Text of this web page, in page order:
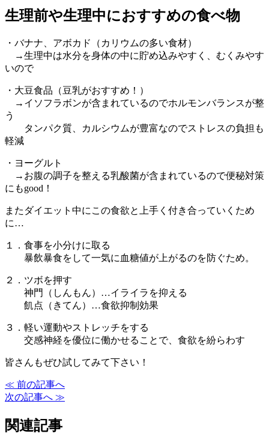
生理前や生理中におすすめの食べ物
・バナナ、アボカド（カリウムの多い食材）
→生理中は水分を身体の中に貯め込みやすく、むくみやす
いので
・大豆食品（豆乳がおすすめ！）
→イソフラボンが含まれているのでホルモンバランスが整
う
タンパク質、カルシウムが豊富なのでストレスの負担も
軽減
・ヨーグルト
→お腹の調子を整える乳酸菌が含まれているので便秘対策
にもgood！
またダイエット中にこの食欲と上手く付き合っていくため
に…
１．食事を小分けに取る
暴飲暴食をして一気に血糖値が上がるのを防ぐため。
２．ツボを押す
神門（しんもん）…イライラを抑える
飢点（きてん）…食欲抑制効果
３．軽い運動やストレッチをする
交感神経を優位に働かせることで、食欲を紛らわす
皆さんもぜひ試してみて下さい！
≪ 前の記事へ
次の記事へ ≫
関連記事